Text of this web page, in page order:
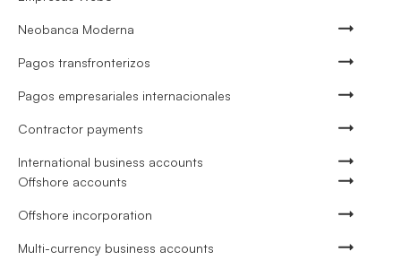
Neobanca Moderna
Pagos transfronterizos
Pagos empresariales internacionales
Contractor payments
International business accounts
Offshore accounts
Offshore incorporation
Multi-currency business accounts